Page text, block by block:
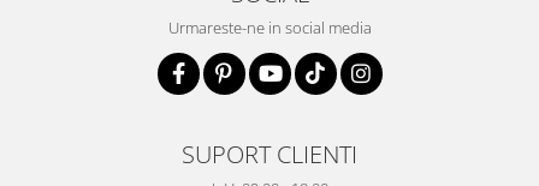
Urmareste-ne in social media
SUPORT CLIENTI